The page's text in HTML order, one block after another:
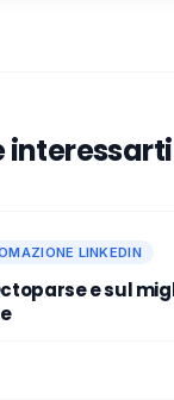
LINKEDIN
e sul